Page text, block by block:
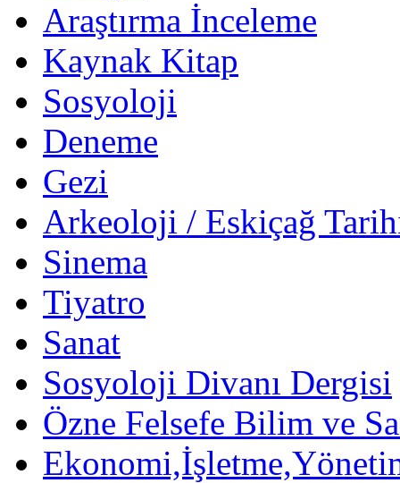
Araştırma İnceleme
Kaynak Kitap
Sosyoloji
Deneme
Gezi
Arkeoloji / Eskiçağ
Sinema
Tiyatro
Sanat
Sosyoloji Divanı Dergisi
Özne Felsefe Bilim ve